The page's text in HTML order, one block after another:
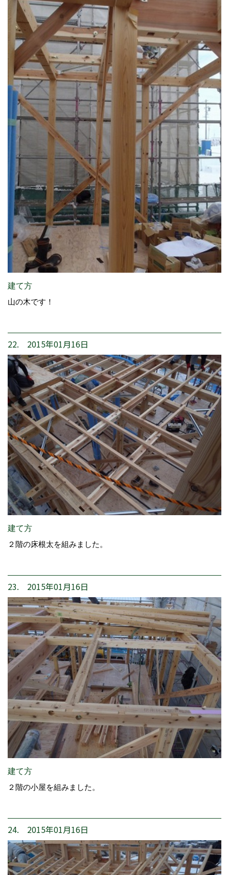
建て方
山の木です！
22. 2015年01月16日
建て方
２階の床根太を組みました。
23. 2015年01月16日
建て方
２階の小屋を組みました。
24. 2015年01月16日